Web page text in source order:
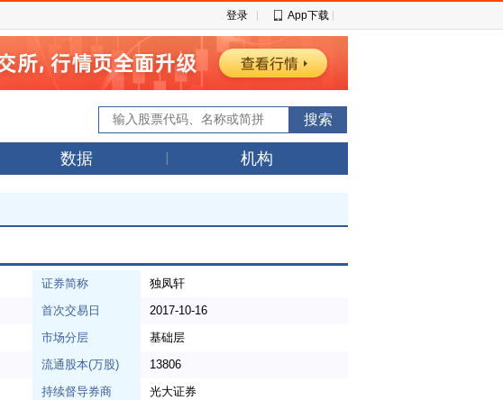
登录 App下载
数据 机构
证券简称
独凤轩
首次交易日
2017-10-16
市场分层
基础层
流通股本(万股)
13806
持续督导券商
光大证券